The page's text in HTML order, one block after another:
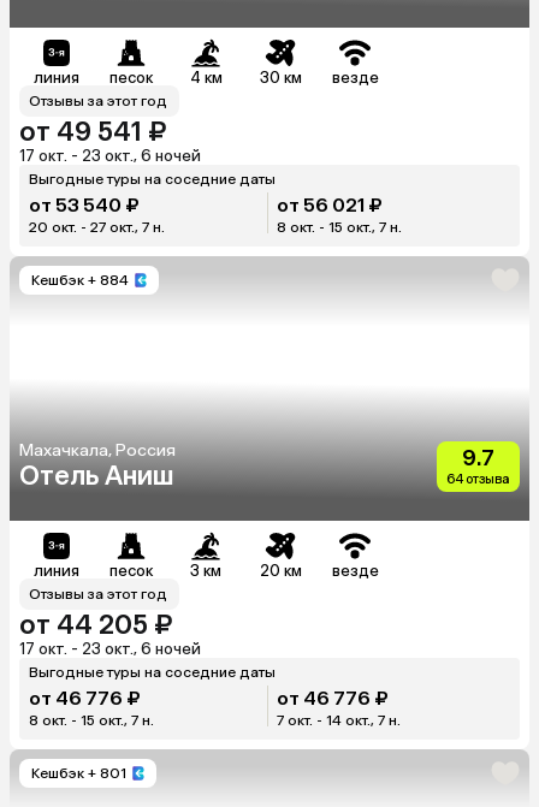
линия песок 4 км 30 км везде
Отзывы за этот год
от 49 541 ₽
17 окт. - 23 окт., 6 ночей
Выгодные туры на соседние даты
от 53 540 ₽
20 окт. - 27 окт., 7 н.
от 56 021 ₽
8 окт. - 15 окт., 7 н.
Кешбэк + 884
Махачкала, Россия
Отель Аниш
9.7
64 отзыва
линия песок 3 км 20 км везде
Отзывы за этот год
от 44 205 ₽
17 окт. - 23 окт., 6 ночей
Выгодные туры на соседние даты
от 46 776 ₽
8 окт. - 15 окт., 7 н.
от 46 776 ₽
7 окт. - 14 окт., 7 н.
Кешбэк + 801